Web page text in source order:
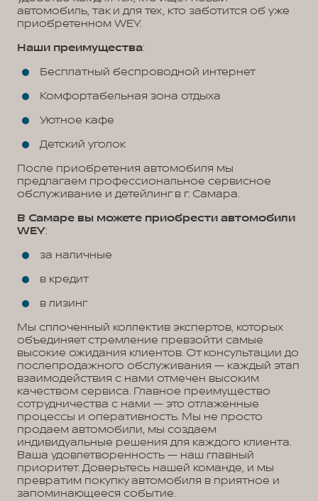
автомобиль, так и для тех, кто заботится об уже
приобретенном WEY.
Наши преимущества:
Бесплатный беспроводной интернет
Комфортабельная зона отдыха
Уютное кафе
Детский уголок
После приобретения автомобиля мы
предлагаем профессиональное сервисное
обслуживание и детейлинг в г. Самара.
В Самаре вы можете приобрести автомобили
WEY:
за наличные
в кредит
в лизинг
Мы сплоченный коллектив экспертов, которых
объединяет стремление превзойти самые
высокие ожидания клиентов. От консультации до
послепродажного обслуживания — каждый этап
взаимодействия с нами отмечен высоким
качеством сервиса. Главное преимущество
сотрудничества с нами — это отлаженные
процессы и оперативность. Мы не просто
продаем автомобили, мы создаем
индивидуальные решения для каждого клиента.
Ваша удовлетворенность — наш главный
приоритет. Доверьтесь нашей команде, и мы
превратим покупку автомобиля в приятное и
запоминающееся событие.